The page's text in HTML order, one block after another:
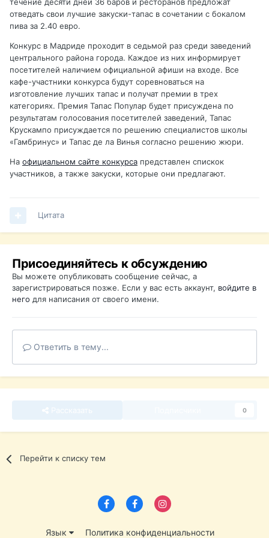
течение десяти дней 36 баров и ресторанов предложат
отведать свои лучшие закуски-тапас в сочетании с бокалом
пива за 2.40 евро.
Конкурс в Мадриде проходит в седьмой раз среди заведений
центрального района города. Каждое из них информирует
посетителей наличием официальной афиши на входе. Все
кафе-участники конкурса будут соревноваться на
изготовление лучших тапас и получат премии в трех
категориях. Премия Тапас Популар будет присуждена по
результатам голосования посетителей заведений, Тапас
Крускампо присуждается по решению специалистов школы
«Гамбринус» и Тапас де ла Винья согласно решению жюри.
На официальном сайте конкурса представлен спискок
участников, а также закуски, которые они предлагают.
Цитата
Присоединяйтесь к обсуждению
Вы можете опубликовать сообщение сейчас, а
зарегистрироваться позже. Если у вас есть аккаунт, войдите в
него для написания от своего имени.
Ответить в тему...
0
Перейти к списку тем
Язык Политика конфиденциальности